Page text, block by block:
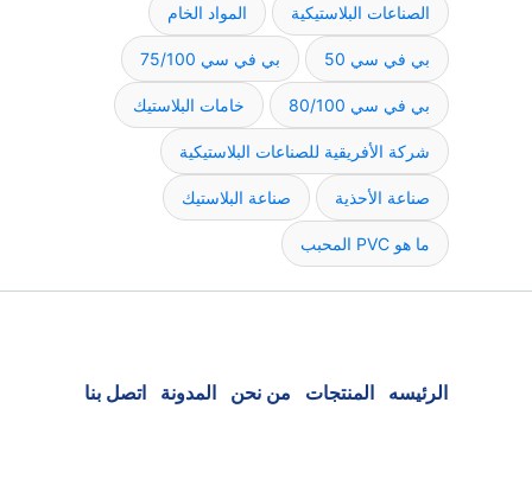
الصناعات البلاستيكية المواد الخام
بي في سي 50 بي في سي 75/100
بي في سي 80/100 خامات البلاستيك
شركة الأفريقية للصناعات البلاستيكية
صناعة الأحذية صناعة البلاستيك
ما هو PVC المحبب
الرئيسه المنتجات من نحن المدونة اتصل بنا